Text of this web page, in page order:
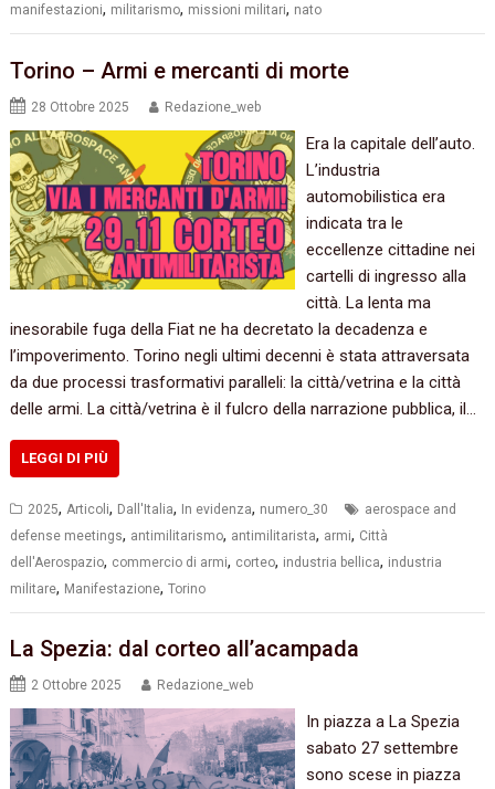
manifestazioni, militarismo, missioni militari, nato
Torino – Armi e mercanti di morte
28 Ottobre 2025 Redazione_web
Era la capitale dell’auto.
L’industria
automobilistica era
indicata tra le
eccellenze cittadine nei
cartelli di ingresso alla
città. La lenta ma
inesorabile fuga della Fiat ne ha decretato la decadenza e
l’impoverimento. Torino negli ultimi decenni è stata attraversata
da due processi trasformativi paralleli: la città/vetrina e la città
delle armi. La città/vetrina è il fulcro della narrazione pubblica, il…
LEGGI DI PIÙ
2025, Articoli, Dall'Italia, In evidenza, numero_30
aerospace and
defense meetings, antimilitarismo, antimilitarista, armi, Città
dell'Aerospazio, commercio di armi, corteo, industria bellica, industria
militare, Manifestazione,Torino
La Spezia: dal corteo all’acampada
2 Ottobre 2025 Redazione_web
In piazza a La Spezia
sabato 27 settembre
sono scese in piazza